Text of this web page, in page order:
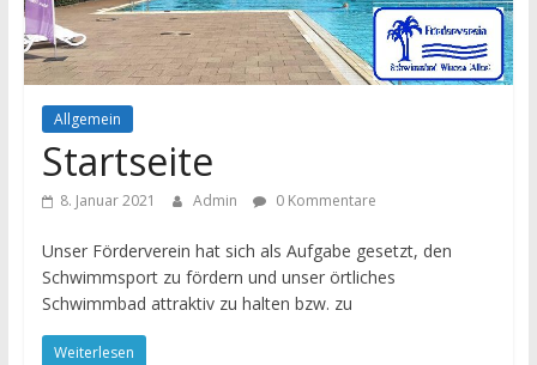
Allgemein
Startseite
8. Januar 2021 Admin 0 Kommentare
Unser Förderverein hat sich als Aufgabe gesetzt, den
Schwimmsport zu fördern und unser örtliches
Schwimmbad attraktiv zu halten bzw. zu
Weiterlesen